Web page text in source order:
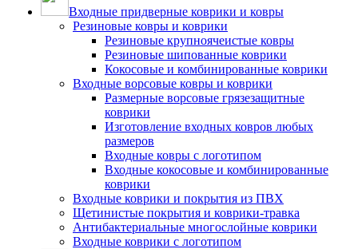
Входные придверные коврики и ковры
Резиновые ковры и коврики
Резиновые крупноячеистые ковры
Резиновые шипованные коврики
Кокосовые и комбинированные коврики
Входные ворсовые ковры и коврики
Размерные ворсовые грязезащитные
коврики
Изготовление входных ковров любых
размеров
Входные ковры с логотипом
Входные кокосовые и комбинированные
коврики
Входные коврики и покрытия из ПВХ
Щетинистые покрытия и коврики-травка
Антибактериальные многослойные коврики
Входные коврики с логотипом